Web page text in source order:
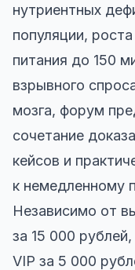
нутриентных
популяции,
питания до 150
взрывного
мозга, форум
сочетание
кейсов и
к немедленному
Независимо от
за 15 000
VIP за 5 000